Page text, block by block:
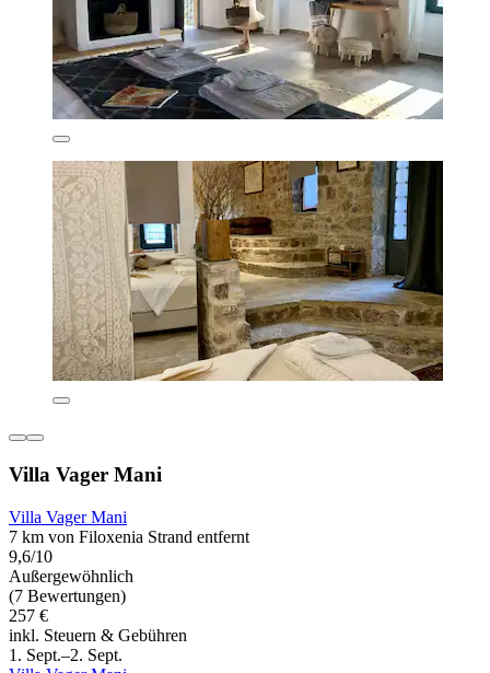
Villa Vager Mani
Villa Vager Mani
7 km von Filoxenia Strand entfernt
9,6/10
Außergewöhnlich
(7 Bewertungen)
257 €
inkl. Steuern & Gebühren
1. Sept.–2. Sept.